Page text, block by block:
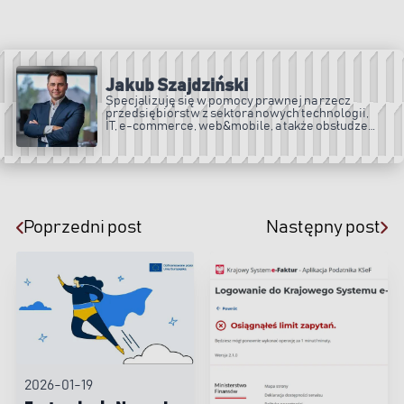
Jakub Szajdziński
Specjalizuję się w pomocy prawnej na rzecz
przedsiębiorstw z sektora nowych technologii,
IT, e-commerce, web&mobile, a także obsłudze
Poprzedni post
2026-01-19
Następny post